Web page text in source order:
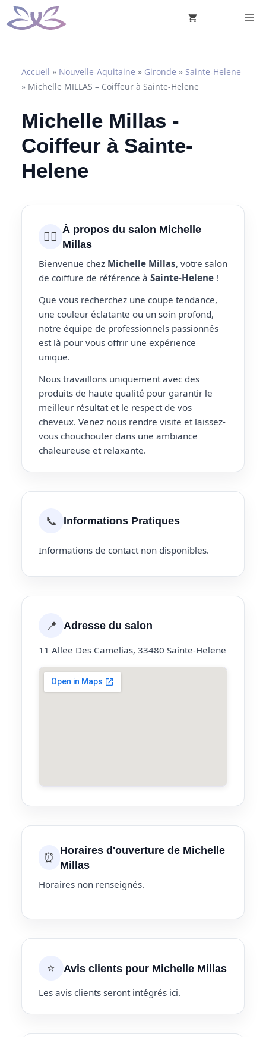
Aller
au
Accueil » Nouvelle-Aquitaine » Gironde » Sainte-Helene
» Michelle MILLAS – Coiffeur à Sainte-Helene
Michelle Millas -
Coiffeur à Sainte-
Helene
💇‍♀️ À propos du salon Michelle
Millas
Bienvenue chez Michelle Millas, votre salon
de coiffure de référence à Sainte-Helene !
Que vous recherchez une coupe tendance,
une couleur éclatante ou un soin profond,
notre équipe de professionnels passionnés
est là pour vous offrir une expérience
unique.
Nous travaillons uniquement avec des
produits de haute qualité pour garantir le
meilleur résultat et le respect de vos
cheveux. Venez nous rendre visite et laissez-
vous chouchouter dans une ambiance
chaleureuse et relaxante.
📞 Informations Pratiques
Informations de contact non disponibles.
📍 Adresse du salon
11 Allee Des Camelias, 33480 Sainte-Helene
⏰
Horaires d'ouverture de Michelle
Millas
Horaires non renseignés.
⭐ Avis clients pour Michelle Millas
Les avis clients seront intégrés ici.